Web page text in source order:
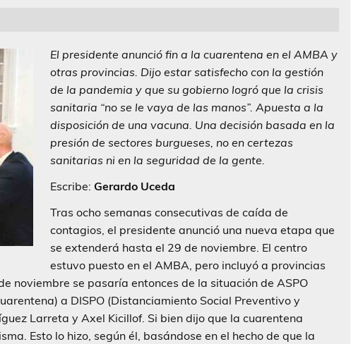
El presidente anunció fin a la cuarentena en el AMBA y
otras provincias. Dijo estar satisfecho con la gestión
de la pandemia y que su gobierno logró que la crisis
sanitaria “no se le vaya de las manos”. Apuesta a la
disposición de una vacuna. Una decisión basada en la
presión de sectores burgueses, no en certezas
sanitarias ni en la seguridad de la gente.
Escribe:Gerardo Uceda
Tras ocho semanas consecutivas de caída de
contagios, el presidente anunció una nueva etapa que
se extenderá hasta el 29 de noviembre. El centro
estuvo puesto en el AMBA, pero incluyó a provincias
noviembre se pasaría entonces de la situación de ASPO
a DISPO (Distanciamiento Social Preventivo y
Larreta y Axel Kicillof. Si bien dijo que la cuarentena
Esto lo hizo, según él, basándose en el hecho de que la